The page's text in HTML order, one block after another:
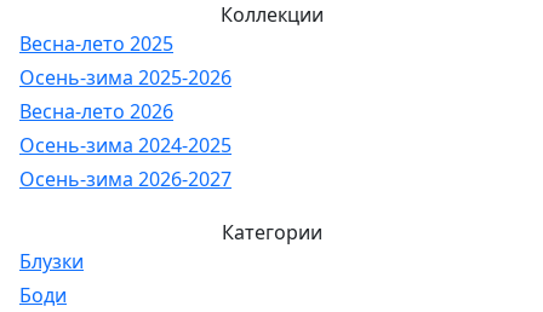
Коллекции
Весна-лето 2025
Осень-зима 2025-2026
Весна-лето 2026
Осень-зима 2024-2025
Осень-зима 2026-2027
Категории
Блузки
Боди